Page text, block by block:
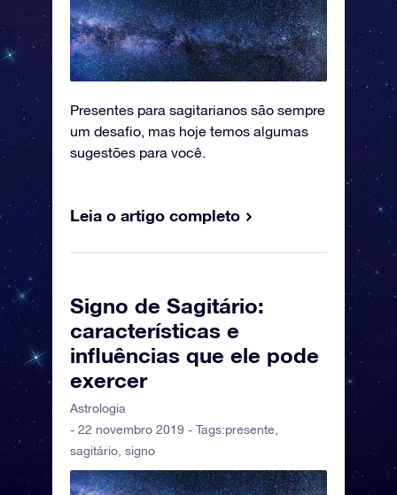
Presentes para sagitarianos são sempre
um desafio, mas hoje temos algumas
sugestões para você.
Leia o artigo completo
Signo de Sagitário:
características e
influências que ele pode
exercer
Astrologia
- 22 novembro 2019 - Tags:presente
sagitário signo